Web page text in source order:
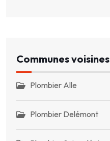
Communes voisines
Plombier Alle
Plombier Delémont